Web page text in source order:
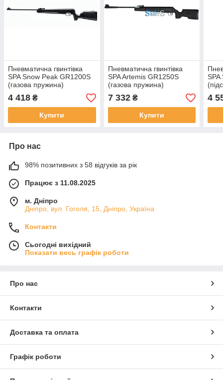
Пневматична гвинтівка
SPA Snow Peak GR1200S
(газова пружина)
4 418 ₴
Купити
Пневматична гвинтівка
SPA Artemis GR1250S
(газова пружина)
7 332₴
Купити
SPA
4
Про нас
98% позитивних з 58 відгуків за рік
Працює з 11.08.2025
м. Дніпро
Дніпро, вул. Гоголя, 15, Дніпро, Україна
Контакти
Сьогодні вихідний
Показати весь графік роботи
Про нас
Контакти
Доставка та оплата
Графік роботи